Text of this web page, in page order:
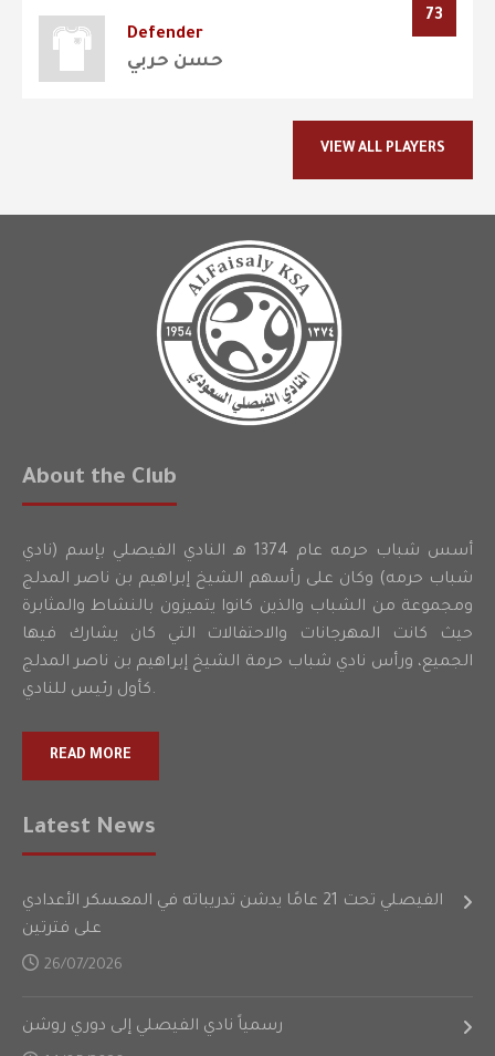
73
Defender
حسن حربي
VIEW ALL PLAYERS
About the Club
أسس شباب حرمه عام 1374 هـ النادي الفيصلي بإسم (نادي
شباب حرمه) وكان على رأسهم الشيخ إبراهيم بن ناصر المدلج
ومجموعة من الشباب والذين كانوا يتميزون بالنشاط والمثابرة
حيث كانت المهرجانات والاحتفالات التي كان يشارك فيها
الجميع، ورأس نادي شباب حرمة الشيخ إبراهيم بن ناصر المدلج
كأول رئيس للنادي.
READ MORE
Latest News
الفيصلي تحت 21 عامًا يدشن تدريباته في المعسكر الأعدادي
على فترتين
26/07/2026
رسمياً نادي الفيصلي إلى دوري روشن